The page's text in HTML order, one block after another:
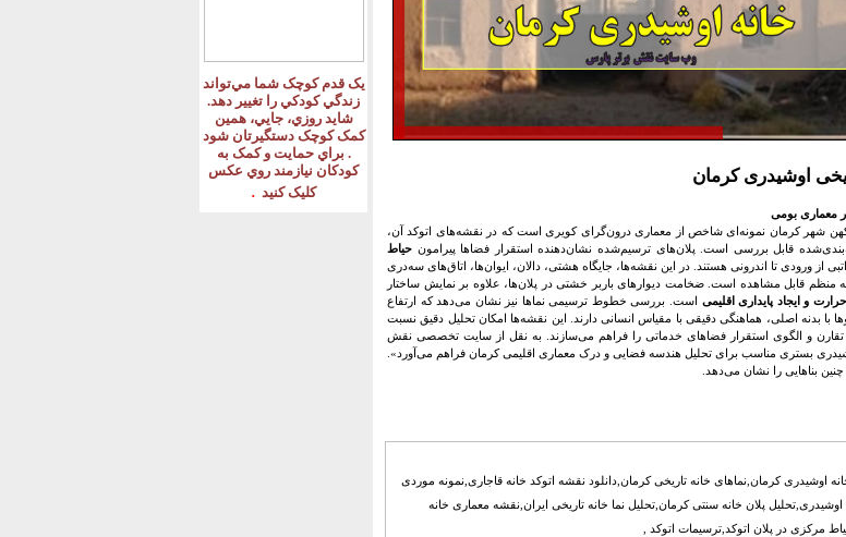
يک قدم کوچک شما مي‌تواند
زندگي کودکي را تغيير دهد.
شايد روزي، جايي، همين
کمک کوچک دستگيرتان شود
. براي حمايت و کمک به
کودکان نيازمند روي عکس
کليک کنيد .
اوشیدری کرمان
معماری بومی
کهن شهرکرمان نمونه‌ای شاخص از معماری درون‌گرای کویری است که در نقشه‌های اتوکد آن،
قابل بررسی است. پلان‌های ترسیم‌شده نشان‌دهنده استقرار فضاها پیرامون حیاط
از ورودی تا اندرونی هستند. در این نقشه‌ها، جایگاه هشتی، دالان، ایوان‌ها، اتاق‌های سه‌دری
قابل مشاهده است. ضخامت دیوارهای باربر خشتی در پلان‌ها، علاوه بر نمایش ساختار
و ایجاد پایداری اقلیمی است. بررسی خطوط ترسیمی نماها نیز نشان می‌دهد که ارتفاع
با بدنه اصلی، هماهنگی دقیقی با مقیاس انسانی دارند. این نقشه‌ها امکان تحلیل دقیق نسبت
و الگوی استقرار فضاهای خدماتی را فراهم می‌سازند. به نقل از سایت تخصصی نقش
بستری مناسب برای تحلیل هندسه فضایی و درک معماری اقلیمی کرمان فراهم می‌آورد».
بناهایی را نشان می‌دهد.
اوشیدری کرمان,نماهای خانه تاریخی کرمان,دانلود نقشه اتوکد خانه قاجاری,نمونه موردی
پلان خانه سنتی کرمان,تحلیل نما خانه تاریخی ایران,نقشه معماری خانه
مرکزی در پلان اتوکد,ترسیمات اتوکد ,